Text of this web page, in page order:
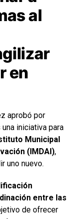
al
en
aprobó por
iniciativa para
Municipal
(IMDAI),
uno nuevo.
entre las
de ofrecer